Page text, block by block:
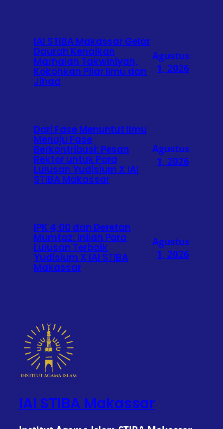
IAI STIBA Makassar Gelar
Daurah Kenaikan
Marhalah Takwiniyah,
Kokohkan Pilar Ilmu dan
Jihad
Agustus
1, 2026
Dari Fase Menuntut Ilmu
Menuju Fase
Berkontribusi: Pesan
Rektor untuk Para
Lulusan Yudisium X IAI
STIBA Makassar
Agustus
1, 2026
IPK 4,00 dan Deretan
Mumtaz: Inilah Para
Lulusan Terbaik
Yudisium X IAI STIBA
Makassar
Agustus
1, 2026
IAI STIBA Makassar